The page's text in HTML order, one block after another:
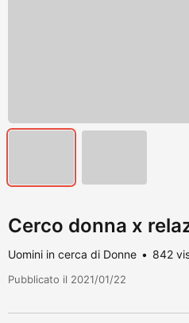
Cerco donna x
Uomini in cerca di Donne 842
Pubblicato il 2021/01/22